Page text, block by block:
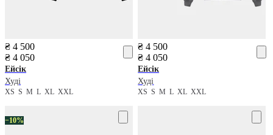
₴ 4 500
₴ 4 050
Ейсік
Худі
XS S M L XL XXL
₴ 4 500
₴ 4 050
Ейсік
Худі
XSSMLXLXXL
−10%